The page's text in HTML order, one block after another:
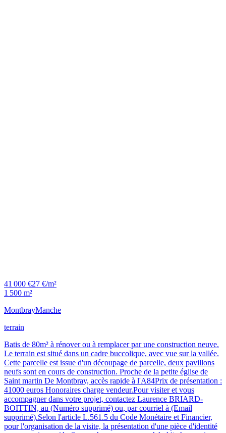
41 000 €27 €/m²
1 500 m²
MontbrayManche
terrain
Batis de 80m² à rénover ou à remplacer par une construction neuve.
Le terrain est situé dans un cadre buccolique, avec vue sur la vallée.
Cette parcelle est issue d'un découpage de parcelle, deux pavillons
neufs sont en cours de construction. Proche de la petite église de
Saint martin De Montbray, accès rapide à l'A84Prix de présentation :
41000 euros Honoraires charge vendeur.Pour visiter et vous
accompagner dans votre projet, contactez Laurence BRIARD-
BOITTIN, au (Numéro supprimé) ou, par courriel à (Email
supprimé).Selon l'article L.561.5 du Code Monétaire et Financier,
pour l'organisation de la visite, la présentation d'une pièce d'identité